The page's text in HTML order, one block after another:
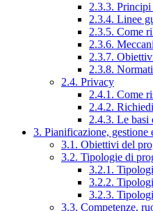
2.3.3. Principi
2.3.4. Linee
2.3.5. Come
2.3.6.
2.3.7.
2.3.8.
2.4. Privacy
2.4.1. Come
2.4.2.
2.4.3. Le
3. Pianificazione, gestione
3.1. Obiettivi del
3.2. Tipologie di
3.2.1.
3.2.2.
3.2.3.
3.3. Competenze,